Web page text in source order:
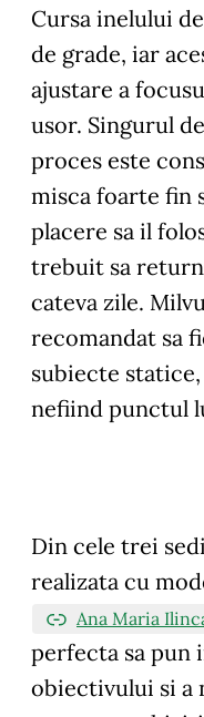
Cursa inelului
de grade, iar
ajustare a
usor. Singurul
proces este
misca foarte fin
placere sa il
trebuit sa
cateva zile.
recomandat sa
subiecte
nefiind punctul
Din cele trei
realizata cu
Ana Maria
perfecta sa pun
obiectivului si a